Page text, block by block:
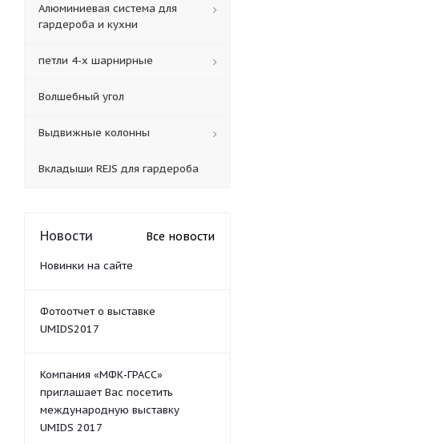
Алюминиевая система для
гардероба и кухни
петли 4-х шарнирные
Волшебный угол
Выдвижные колонны
Вкладыши REJS для гардероба
Новости Все новости
Новинки на сайте
Фотоотчет о выставке
UMIDS2017
Компания «МФК-ГРАСС»
приглашает Вас посетить
международную выставку
UMIDS 2017